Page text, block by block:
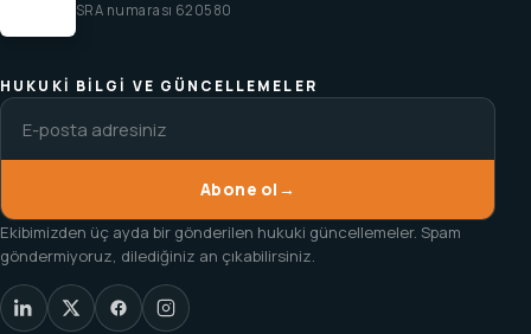
SRA numarası 620580
HUKUKI BILGI VE GÜNCELLEMELER
Abone ol →
Ekibimizden üç ayda bir gönderilen hukuki güncellemeler. Spam
göndermiyoruz, dilediğiniz an çıkabilirsiniz.